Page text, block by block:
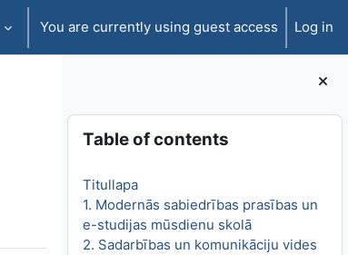
You are currently using guest access Log in
Blocks
Skip Table of contents
Table of contents
Titullapa
1. Modernās sabiedrības prasības un
e-studijas mūsdienu skolā
2. Sadarbības un komunikāciju vides